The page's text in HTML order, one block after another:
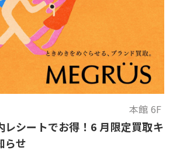
本館 6F
レシートでお得！6 月限定買取キ
らせ